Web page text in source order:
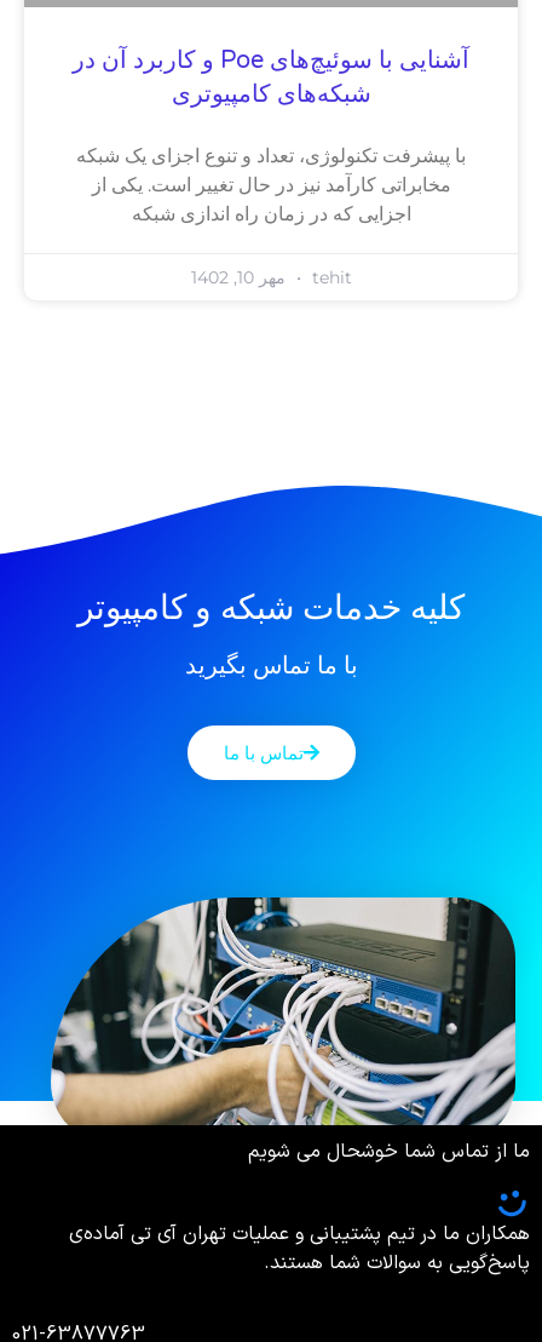
آشنایی با سوئیچ‌های Poe و کاربرد آن در
شبکه‌های کامپیوتری
با پیشرفت تکنولوژی، تعداد و تنوع اجزای یک شبکه
مخابراتی کارآمد نیز در حال تغییر است. یکی از
اجزایی که در زمان راه اندازی شبکه
tehit مهر 10, 1402
کلیه خدمات شبکه و کامپیوتر
با ما تماس بگیرید
تماس با ما
ما از تماس شما خوشحال می شویم
همکاران ما در تیم پشتیبانی و عملیات تهران آی تی آماده‌ی
پاسخ‌گویی به سوالات شما هستند.
021-63877763